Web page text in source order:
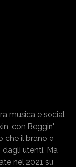
musica e social
con Beggin'
che il brano è
utenti. Ma
nel 2021 su